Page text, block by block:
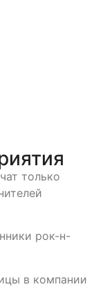
только
рок-н-
в компании